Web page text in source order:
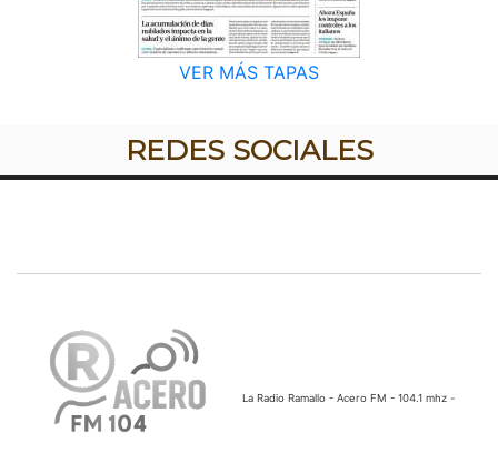
VER MÁS TAPAS
REDES SOCIALES
La Radio Ramallo - Acero FM - 104.1 mhz -